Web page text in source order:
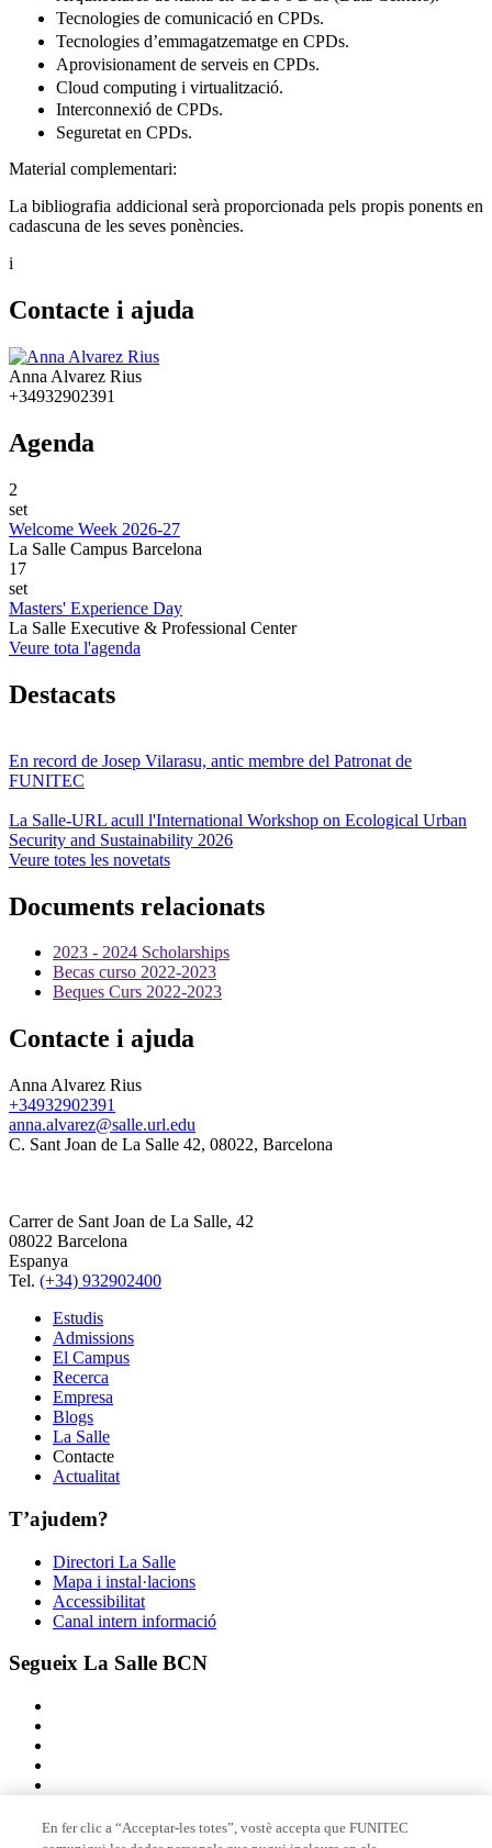
Tecnologies de comunicació en CPDs.
Tecnologies d’emmagatzematge en CPDs.
Aprovisionament de serveis en CPDs.
Cloud computing i virtualització.
Interconnexió de CPDs.
Seguretat en CPDs.
Material complementari:
La bibliografia addicional serà proporcionada pels propis ponents en
cadascuna de les seves ponències.
i
Contacte i ajuda
Anna Alvarez Rius
+34932902391
Agenda
2
set
Welcome Week 2026-27
La Salle Campus Barcelona
17
set
Masters' Experience Day
La Salle Executive & Professional Center
Veure tota l'agenda
Destacats
En record de Josep Vilarasu, antic membre del Patronat de
FUNITEC
La Salle-URL acull l'International Workshop on Ecological Urban
Security and Sustainability 2026
Veure totes les novetats
Documents relacionats
2023 - 2024 Scholarships
Becas curso 2022-2023
Beques Curs 2022-2023
Contacte i ajuda
Anna Alvarez Rius
+34932902391
anna.alvarez@salle.url.edu
C. Sant Joan de La Salle 42, 08022, Barcelona
Carrer de Sant Joan de La Salle, 42
08022 Barcelona
Espanya
Tel. (+34) 932902400
Estudis
Admissions
El Campus
Recerca
Empresa
Blogs
La Salle
Contacte
Actualitat
T’ajudem?
Directori La Salle
Mapa i instal·lacions
Accessibilitat
Canal intern informació
Segueix La Salle BCN
En fer clic a “Acceptar-les totes”, vostè accepta que FUNITEC